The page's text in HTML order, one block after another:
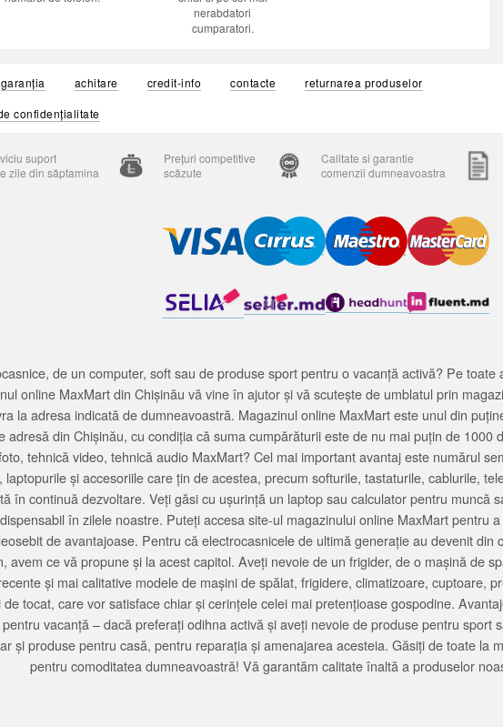
nerabdatori
cumparatori.
garanția achitare credit-info contacte
returnarea produselor
confidențialitate
suport
zile din săptamina
Prețuri competitive
scăzute
Calitate si garantie
comenzii dumneavoastra
de un computer, soft sau de produse sport pentru o vacanță activă? Pe
online MaxMart din Chișinău vă vine în ajutor și vă scutește de umblatul prin
la adresa indicată de dumneavoastră. Magazinul online MaxMart este unul din
adresă din Chișinău, cu condiția că suma cumpărăturii este de nu mai puțin de 1000
tehnică video, tehnică audio MaxMart? Cel mai important avantaj este numărul
laptopurile și accesoriile care țin de acestea, precum softurile, tastaturile, cablurile,
în continuă dezvoltare. Veți găsi cu ușurință un laptop sau calculator pentru muncă
în zilele noastre. Puteți accesa site-ul magazinului online MaxMart pentru
de avantajoase. Pentru că electrocasnicele de ultimă generație au devenit
avem ce vă propune și la acest capitol. Aveți nevoie de un frigider, de o mașină de
și mai calitative modele de mașini de spălat, frigidere, climatizoare, cuptoare,
tocat, care vor satisface chiar și cerințele celei mai pretențioase gospodine.
vacanță – dacă preferați odihna activă și aveți nevoie de produse pentru sport
și produse pentru casă, pentru reparația și amenajarea acesteia. Găsiți de toate la
pentru comoditatea dumneavoastră! Vă garantăm calitate înaltă a produselor